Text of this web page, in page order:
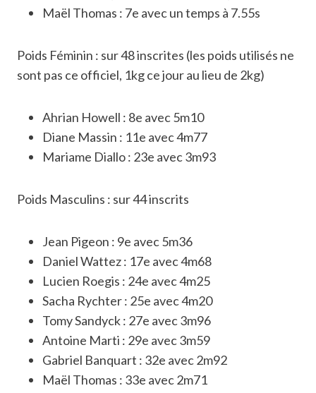
Maël Thomas : 7e avec un temps à 7.55s
Poids Féminin : sur 48 inscrites (les poids utilisés ne
sont pas ce officiel, 1kg ce jour au lieu de 2kg)
Ahrian Howell : 8e avec 5m10
Diane Massin : 11e avec 4m77
Mariame Diallo : 23e avec 3m93
Poids Masculins : sur 44 inscrits
Jean Pigeon : 9e avec 5m36
Daniel Wattez : 17e avec 4m68
Lucien Roegis : 24e avec 4m25
Sacha Rychter : 25e avec 4m20
Tomy Sandyck : 27e avec 3m96
Antoine Marti : 29e avec 3m59
Gabriel Banquart : 32e avec 2m92
Maël Thomas : 33e avec 2m71